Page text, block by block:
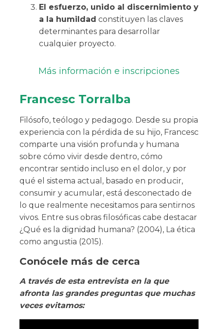
El esfuerzo, unido al discernimiento y
a la humildad constituyen las claves
determinantes para desarrollar
cualquier proyecto.
Más información e inscripciones
Francesc Torralba
Filósofo, teólogo y pedagogo. Desde su propia
experiencia con la pérdida de su hijo, Francesc
comparte una visión profunda y humana
sobre cómo vivir desde dentro, cómo
encontrar sentido incluso en el dolor, y por
qué el sistema actual, basado en producir,
consumir y acumular, está desconectado de
lo que realmente necesitamos para sentirnos
vivos. Entre sus obras filosóficas cabe destacar
¿Qué es la dignidad humana? (2004), La ética
como angustia (2015).
Conócele más de cerca
A través de esta entrevista en la que
afronta las grandes preguntas que muchas
veces evitamos: